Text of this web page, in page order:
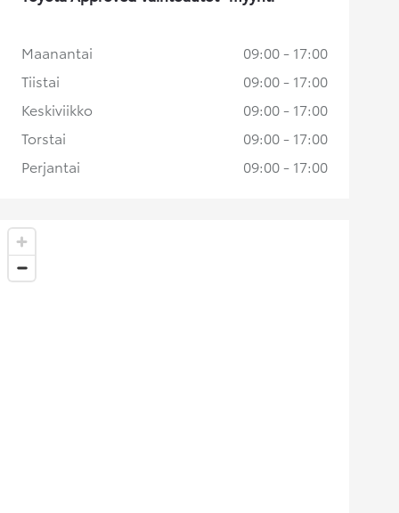
Maanantai
09:00 - 17:00
Tiistai
09:00 - 17:00
Keskiviikko
09:00 - 17:00
Torstai
09:00 - 17:00
Perjantai
09:00 - 17:00